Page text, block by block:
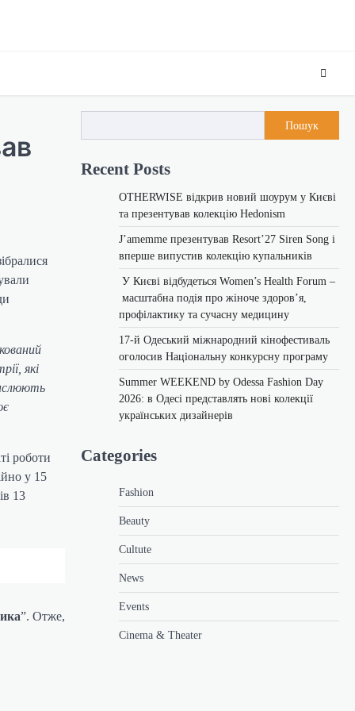
які
роботи
у 15
13
”. Отже,
Пошук
Recent Posts
OTHERWISE відкрив новий шоурум у Києві
та презентував колекцію Hedonism
J’amemme презентував Resort’27 Siren Song і
вперше випустив колекцію купальників
У Києві відбудеться Women’s Health Forum –
масштабна подія про жіноче здоров’я,
профілактику та сучасну медицину
17-й Одеський міжнародний кінофестиваль
оголосив Національну конкурсну програму
Summer WEEKEND by Odessa Fashion Day
2026: в Одесі представлять нові колекції
українських дизайнерів
Categories
Fashion
Beauty
Cultute
News
Events
Cinema & Theater